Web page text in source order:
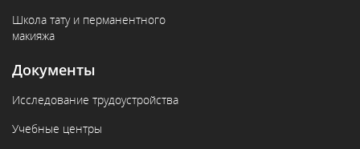
Школа тату и перманентного
макияжа
Документы
Исследование трудоустройства
Учебные центры